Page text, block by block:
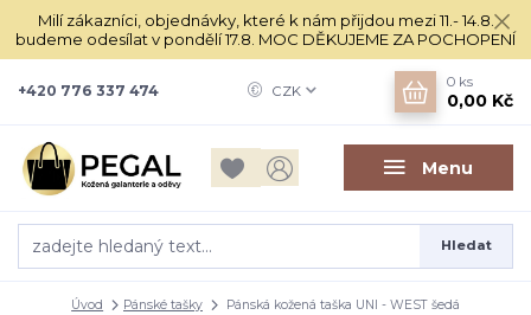
Milí zákazníci, objednávky, které k nám přijdou mezi 11.- 14.8.
budeme odesílat v pondělí 17.8. MOC DĚKUJEME ZA POCHOPENÍ
Menu
CZK
Hledat
+420 776 337 474
0 ks
0,00 Kč
Úvod Pánské tašky Pánská kožená taška UNI - WEST šedá